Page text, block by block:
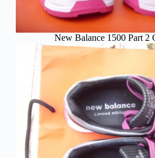
New Balance 1500 Part 2